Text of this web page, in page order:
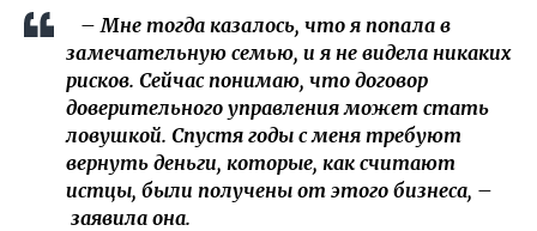
– Мне тогда казалось, что я попала в
замечательную семью, и я не видела никаких
рисков. Сейчас понимаю, что договор
доверительного управления может стать
ловушкой. Спустя годы с меня требуют
вернуть деньги, которые, как считают
истцы, были получены от этого бизнеса, –
заявила она.